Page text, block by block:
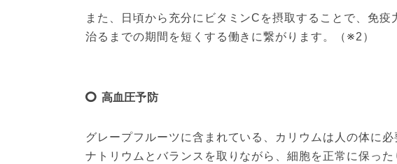
また、日頃から充分にビタミンCを摂取することで、免疫
治るまでの期間を短くする働きに繋がります。（※2）
高血圧予防
グレープフルーツに含まれている、カリウムは人の体に
ナトリウムとバランスを取りながら、細胞を正常に保っ